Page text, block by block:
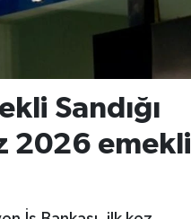
Sandığı
2026 emekli